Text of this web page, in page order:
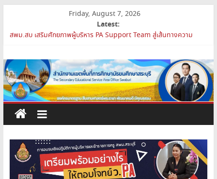
content
Friday, August 7, 2026
Latest:
เปิดห้องเรียนและห้องปฏิบัติการแห่งอนาคต รร.สบว.
สพม.สบ เข้าร่วมประชุมสัมมนา ผอ.สพท. ทั่วประเทศ ครั้งที่ 2/2569 “All
for Education”
การย้ายข้าราชการครูและบุคลากรทางการศึกษา ตำแหน่งศึกษานิเทศก์
สพม.สบ ประชุมชี้แจงแนวทางการส่งเสริมความโปร่งใสในสำนักงานเขต
พื้นที่การศึกษา 2569
สำนักงาน
เขต
พื้นที่
การ
ศึกษา